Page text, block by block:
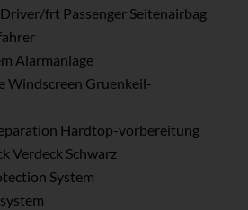
frt Passenger Seitenairbag
Alarmanlage
Windscreen Gruenkeil-
Hardtop-vorbereitung
Verdeck Schwarz
System